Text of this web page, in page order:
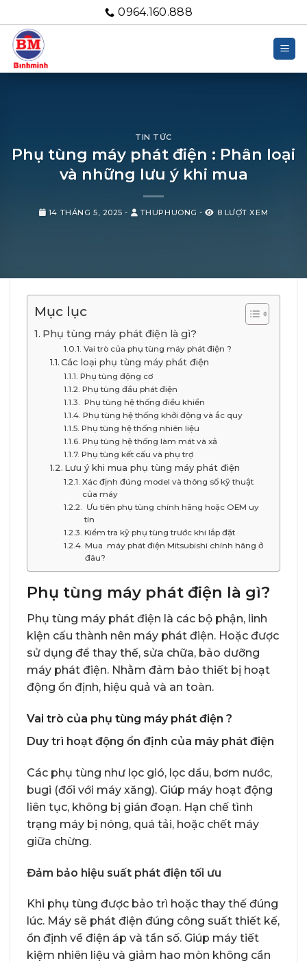
qua
nội
dung
0964.160.888
TIN TỨC
Phụ tùng máy phát điện : Phân loại
và những lưu ý khi mua
14 THÁNG 5, 2025 - THUPHUONG - 8 LƯỢT XEM
Mục lục
Phụ tùng máy phát điện là gì?
Vai trò của phụ tùng máy phát điện ?
Các loại phụ tùng máy phát điện
Phụ tùng động cơ
Phụ tùng đầu phát điện
Phụ tùng hệ thống điều khiển
Phụ tùng hệ thống khởi động và ắc quy
Phụ tùng hệ thống nhiên liệu
Phụ tùng hệ thống làm mát và xả
Phụ tùng kết cấu và phụ trợ
Lưu ý khi mua phụ tùng máy phát điện
Xác định đúng model và thông số kỹ thuật
của máy
Ưu tiên phụ tùng chính hãng hoặc OEM uy
tín
Kiểm tra kỹ phụ tùng trước khi lắp đặt
Mua máy phát điện Mitsubishi chính hãng ở
đâu?
Phụ tùng máy phát điện là gì?
Phụ tùng máy phát điện là các bộ phận, linh
kiện cấu thành nên máy phát điện. Hoặc được
sử dụng để thay thế, sửa chữa, bảo dưỡng
máy phát điện. Nhằm đảm bảo thiết bị hoạt
động ổn định, hiệu quả và an toàn.
Vai trò của phụ tùng máy phát điện ?
Duy trì hoạt động ổn định của máy phát điện
Các phụ tùng như lọc gió, lọc dầu, bơm nước,
bugi (đối với máy xăng). Giúp máy hoạt động
liên tục, không bị gián đoạn. Hạn chế tình
trạng máy bị nóng, quá tải, hoặc chết máy
giữa chừng.
Đảm bảo hiệu suất phát điện tối ưu
Khi phụ tùng được bảo trì hoặc thay thế đúng
lúc. Máy sẽ phát điện đúng công suất thiết kế,
ổn định về điện áp và tần số. Giúp máy tiết
kiệm nhiên liệu và giảm hao mòn không cần